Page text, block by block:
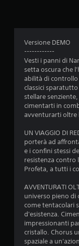
Versione DEMO
------------
Vesti i panni di
setta oscura che
abilità di
classici sparatutto
stellare
cimentarti in
avventurarti oltre
UN VIAGGIO DI
porterà ad
e i confini stessi
resistenza contro
Profeta, a tutti i
AVVENTURATI
universo pieno di
come tentacolari
d'esistenza.
impressionanti
cristallo. Chorus
spaziale a